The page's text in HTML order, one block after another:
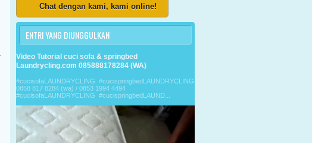
Chat dengan kami, kami online!
ENTRI YANG DIUNGGULKAN
Video Tutorial cuci sofa & springbed
Laundrycling.com 085888178284 (WA)
#cucisofaLAUNDRYCLING #cucispringbedLAUNDRYCLING
0858 817 8284 (wa) / 0853 1994 4494
#cucisofaLAUNDRYCLING #cucispringbedLAUND...